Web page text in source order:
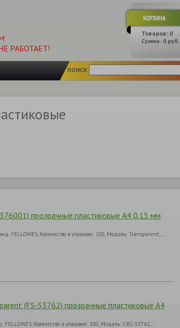
РАБОТАЕТ!
Товаров: 0
Сумма: 0руб.
ПОИСК
прозрачные пластиковые А4 0.15 мм
FELLOWES, Количество в упаковке: 100, Модель: Transparent,…
(FS-53762) прозрачные пластиковые А4
Количество в упаковке: 100, Модель: CRC-53762,…